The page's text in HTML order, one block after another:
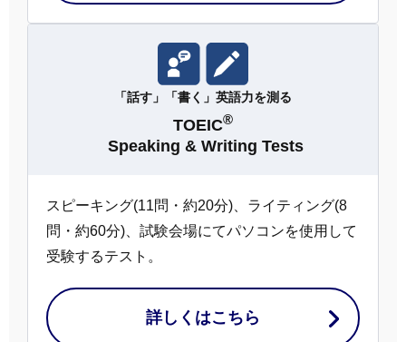
「話す」「書く」英語力を測る
TOEIC®
Speaking & Writing Tests
スピーキング(11問・約20分)、ライティング(8
問・約60分)、試験会場にてパソコンを使用して
受験するテスト。
詳しくはこちら